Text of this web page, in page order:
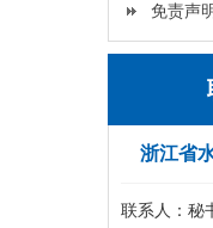
免责声
浙江省
联系人：秘